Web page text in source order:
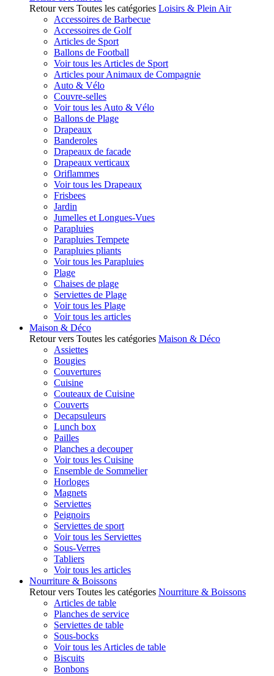
Retour vers Toutes les catégories Loisirs & Plein Air
Accessoires de Barbecue
Accessoires de Golf
Articles de Sport
Ballons de Football
Voir tous les Articles de Sport
Articles pour Animaux de Compagnie
Auto & Vélo
Couvre-selles
Voir tous les Auto & Vélo
Ballons de Plage
Drapeaux
Banderoles
Drapeaux de facade
Drapeaux verticaux
Oriflammes
Voir tous les Drapeaux
Frisbees
Jardin
Jumelles et Longues-Vues
Parapluies
Parapluies Tempete
Parapluies pliants
Voir tous les Parapluies
Plage
Chaises de plage
Serviettes de Plage
Voir tous les Plage
Voir tous les articles
Maison & Déco
Retour vers Toutes les catégories Maison & Déco
Assiettes
Bougies
Couvertures
Cuisine
Couteaux de Cuisine
Couverts
Decapsuleurs
Lunch box
Pailles
Planches a decouper
Voir tous les Cuisine
Ensemble de Sommelier
Horloges
Magnets
Serviettes
Peignoirs
Serviettes de sport
Voir tous les Serviettes
Sous-Verres
Tabliers
Voir tous les articles
Nourriture & Boissons
Retour vers Toutes les catégories Nourriture & Boissons
Articles de table
Planches de service
Serviettes de table
Sous-bocks
Voir tous les Articles de table
Biscuits
Bonbons